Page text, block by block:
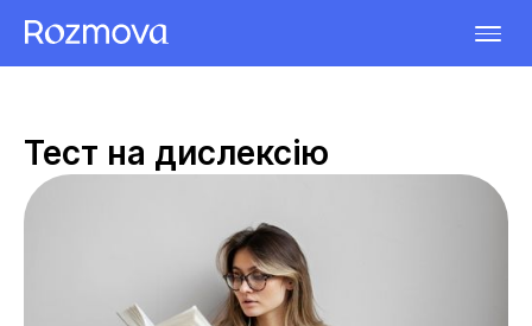
Тест на дислексію